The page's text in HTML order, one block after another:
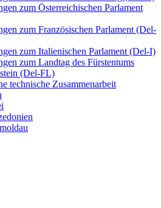
zum Österreichischen Parlament
zum Französischen Parlament (Del-
zum Italienischen Parlament (Del-I)
zum Landtag des Fürstentums
(Del-FL)
technische Zusammenarbeit